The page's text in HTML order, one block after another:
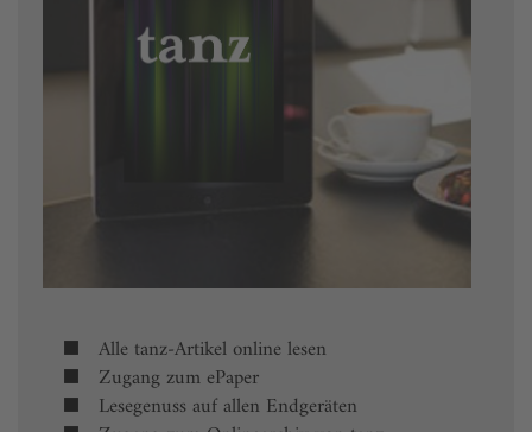
Alle tanz-Artikel online lesen
Zugang zum ePaper
Lesegenuss auf allen Endgeräten